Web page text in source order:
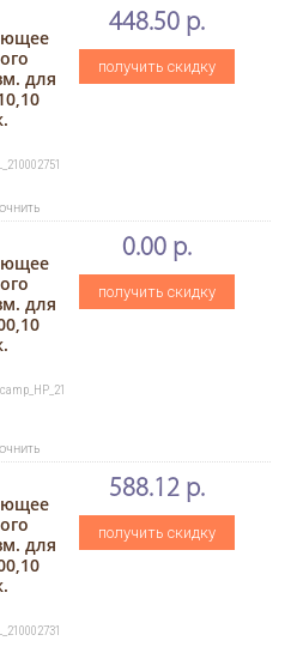
для
448.50 р.
получить скидку
для
0.00 р.
получить скидку
для
588.12 р.
получить скидку